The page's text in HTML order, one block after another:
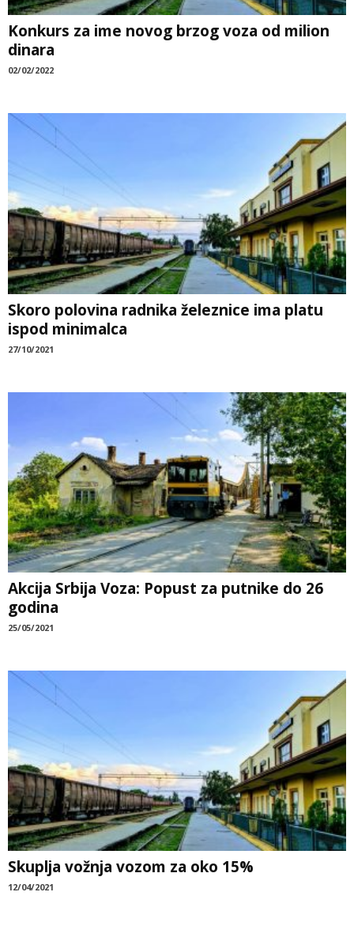
Konkurs za ime novog brzog voza od milion
dinara
02/02/2022
Skoro polovina radnika železnice ima platu
ispod minimalca
27/10/2021
Akcija Srbija Voza: Popust za putnike do 26
godina
25/05/2021
Skuplja vožnja vozom za oko 15%
12/04/2021